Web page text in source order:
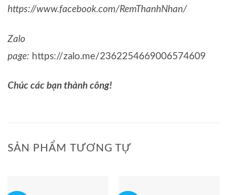
https://www.facebook.com/RemThanhNhan/
Zalo
page: https://zalo.me/2362254669006574609
Chúc các bạn thành công!
SẢN PHẨM TƯƠNG TỰ